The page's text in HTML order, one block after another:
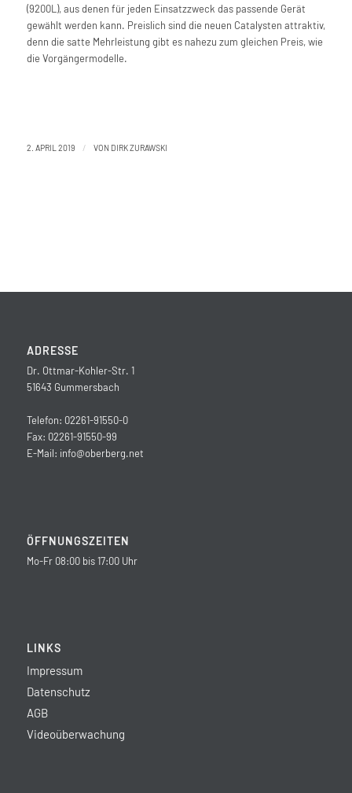
(9200L), aus denen für jeden Einsatzzweck das passende Gerät
gewählt werden kann. Preislich sind die neuen Catalysten attraktiv,
denn die satte Mehrleistung gibt es nahezu zum gleichen Preis, wie
die Vorgängermodelle.
2. APRIL 2019 / VON DIRK ZURAWSKI
ADRESSE
Dr. Ottmar-Kohler-Str. 1
51643 Gummersbach
Telefon: 02261-91550-0
Fax: 02261-91550-99
E-Mail: info@oberberg.net
ÖFFNUNGSZEITEN
Mo-Fr 08:00 bis 17:00 Uhr
LINKS
Impressum
Datenschutz
AGB
Videoüberwachung